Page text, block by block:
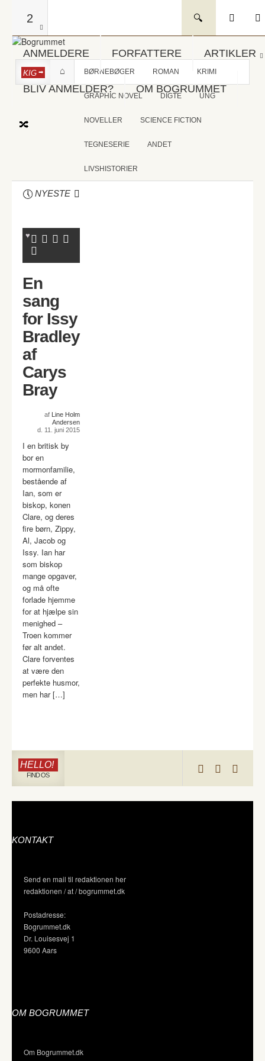
2
ANMELDERE FORFATTERE ARTIKLER
BLIV ANMELDER? OM BOGRUMMET
KIG BØRNEBØGER ROMAN KRIMI
GRAPHIC NOVEL DIGTE UNG
NOVELLER SCIENCE FICTION
TEGNESERIE ANDET
LIVSHISTORIER
NYESTE
En
sang
for Issy
Bradley
af
Carys
Bray
af Line Holm
Andersen
d. 11. juni 2015
I en britisk by
bor en
mormonfamilie,
bestående af
Ian, som er
biskop, konen
Clare, og deres
fire børn, Zippy,
Al, Jacob og
Issy. Ian har
som biskop
mange opgaver,
og må ofte
forlade hjemme
for at hjælpe sin
menighed –
Troen kommer
før alt andet.
Clare forventes
at være den
perfekte husmor,
men har […]
HELLO!
FIND OS
KONTAKT
Send en mail til redaktionen her
redaktionen / at / bogrummet.dk
Postadresse:
Bogrummet.dk
Dr. Louisesvej 1
9600 Aars
OM BOGRUMMET
Om Bogrummet.dk